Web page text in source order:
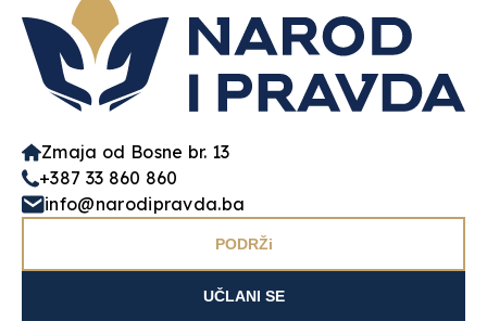
Zmaja od Bosne br. 13
+387 33 860 860
info@narodipravda.ba
PODRŽi
UČLANI SE